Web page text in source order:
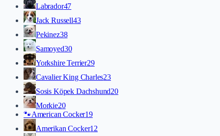
Labrador47
Jack Russell43
Pekinez38
Samoyed30
Yorkshire Terrier29
Cavalier King Charles23
Sosis Köpek Dachshund20
Morkie20
🐾American Cocker19
Amerikan Cocker12